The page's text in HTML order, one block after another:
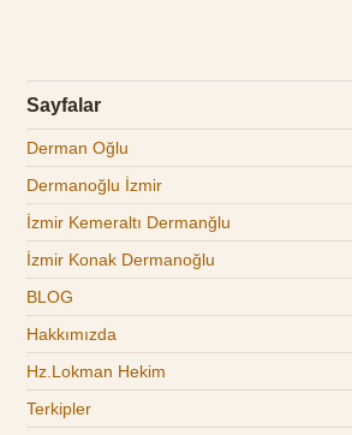
Sayfalar
Derman Oğlu
Dermanoğlu İzmir
İzmir Kemeraltı Dermanğlu
İzmir Konak Dermanoğlu
BLOG
Hakkımızda
Hz.Lokman Hekim
Terkipler